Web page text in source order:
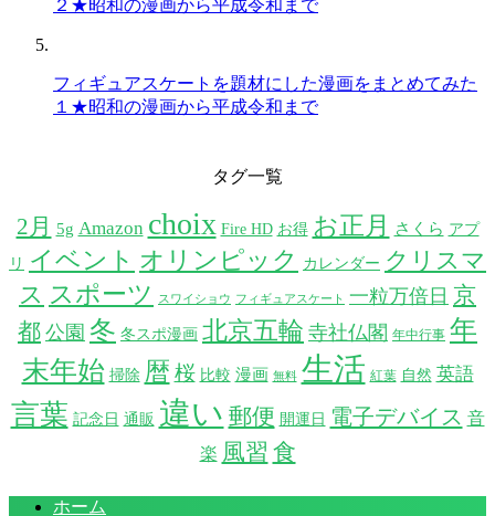
２★昭和の漫画から平成令和まで
フィギュアスケートを題材にした漫画をまとめてみた
１★昭和の漫画から平成令和まで
タグ一覧
2月 5g Amazon choix Fire HD お得 お正月 さくら アプ
リ イベント オリンピック カレンダー クリスマ
ス スポーツ スワイショウ フィギュアスケート 一粒万倍日 京
都 公園 冬 冬スポ漫画 北京五輪 寺社仏閣 年中行事 年
末年始 掃除 暦 桜 比較 漫画 無料 生活 紅葉 自然 英語
言葉 記念日 通販 違い 郵便 開運日 電子デバイス 音
楽 風習 食
ホーム